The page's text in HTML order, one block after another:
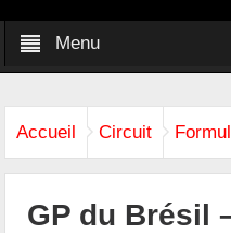
Menu
Accueil Circuit
GP du Brésil